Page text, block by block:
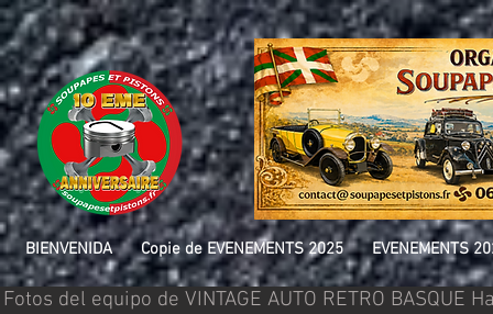
BIENVENIDA Copie de EVENEMENTS 2025 EVENEMENTS
Fotos del equipo de VINTAGE AUTO RETRO BASQUE